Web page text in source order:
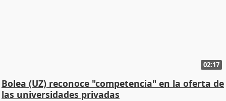
02:17
Bolea (UZ) reconoce "competencia" en la oferta de
las universidades privadas